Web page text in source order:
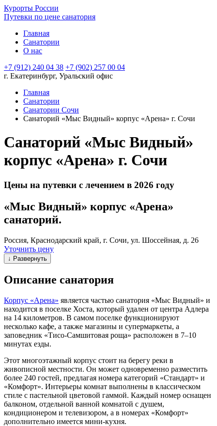
Курорты России
Путевки по цене санатория
Главная
Санатории
О нас
+7 (912) 240 04 38 +7 (902) 257 00 04
г. Екатеринбург, Уральский офис
Главная
Санатории
Санатории Сочи
Санаторий «Мыс Видный» корпус «Арена» г. Сочи
Санаторий «Мыс Видный»
корпус «Арена» г. Сочи
Цены на путевки с лечением в 2026 году
«Мыс Видный» корпус «Арена»
санаторий.
Россия, Краснодарский край, г. Сочи, ул. Шоссейная, д. 26
Уточнить цену
↓ Развернуть
Описание санатория
Корпус «Арена» является частью санатория «Мыс Видный» и
находится в поселке Хоста, который удален от центра Адлера
на 14 километров. В самом поселке функционируют
несколько кафе, а также магазины и супермаркеты, а
заповедник «Тисо-Самшитовая роща» расположен в 7–10
минутах езды.
Этот многоэтажный корпус стоит на берегу реки в
живописной местности. Он может одновременно разместить
более 240 гостей, предлагая номера категорий «Стандарт» и
«Комфорт». Интерьеры комнат выполнены в классическом
стиле с пастельной цветовой гаммой. Каждый номер оснащен
балконом, отдельной ванной комнатой с душем,
кондиционером и телевизором, а в номерах «Комфорт»
дополнительно имеется мини-кухня.